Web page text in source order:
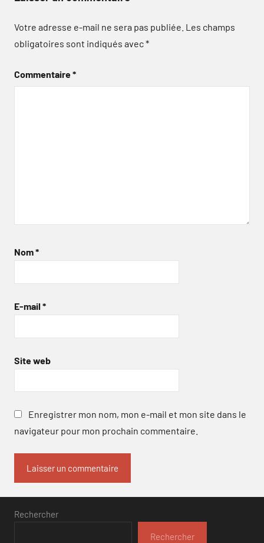
Votre adresse e-mail ne sera pas publiée. Les champs
obligatoires sont indiqués avec*
Commentaire*
Nom*
E-mail *
Site web
Enregistrer mon nom, mon e-mail et mon site dans le
navigateur pour mon prochain commentaire.
Rechercher
Rechercher